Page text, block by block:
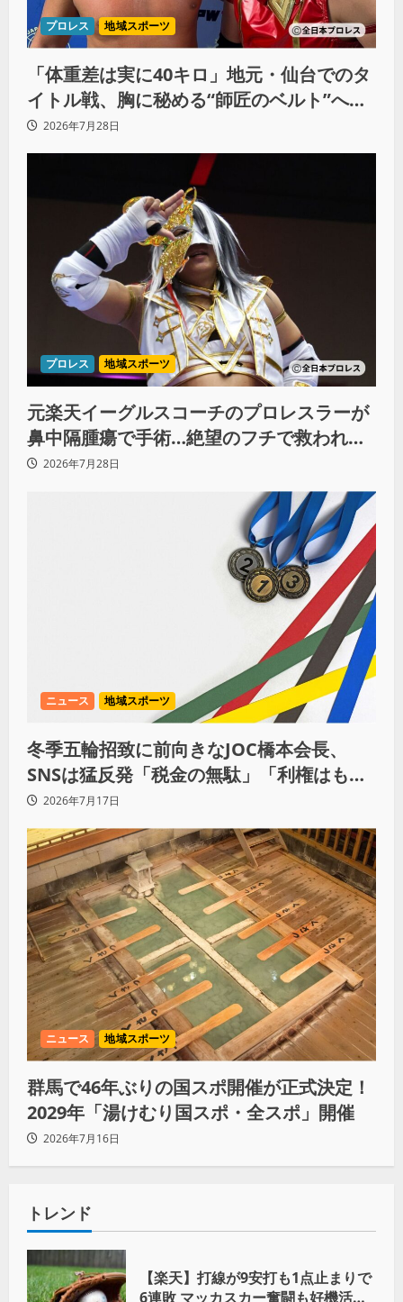
プロレス 地域スポーツ
「体重差は実に40キロ」地元・仙台でのタ
イトル戦、胸に秘める“師匠のベルト”への
想いと同期決戦への決意
2026年7月28日
プロレス 地域スポーツ
元楽天イーグルスコーチのプロレスラーが
鼻中隔腫瘍で手術…絶望のフチで救われた
リーダーの言葉
2026年7月28日
ニュース 地域スポーツ
冬季五輪招致に前向きなJOC橋本会長、
SNSは猛反発「税金の無駄」「利権はもう
いい」
2026年7月17日
ニュース 地域スポーツ
群馬で46年ぶりの国スポ開催が正式決定！
2029年「湯けむり国スポ・全スポ」開催
2026年7月16日
トレンド
【楽天】打線が9安打も1点止まりで
6連敗 マッカスカー奮闘も好機活か